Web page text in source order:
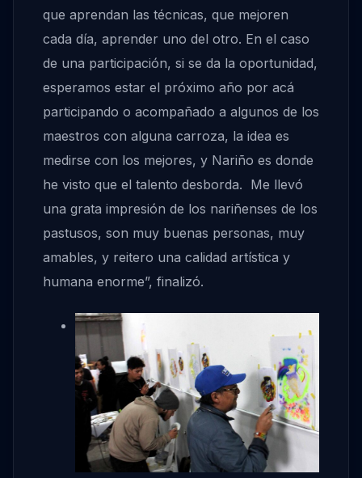
que aprendan las técnicas, que mejoren
cada día, aprender uno del otro. En el caso
de una participación, si se da la oportunidad,
esperamos estar el próximo año por acá
participando o acompañado a algunos de los
maestros con alguna carroza, la idea es
medirse con los mejores, y Nariño es donde
he visto que el talento desborda. Me llevó
una grata impresión de los nariñenses de los
pastusos, son muy buenas personas, muy
amables, y reitero una calidad artística y
humana enorme”, finalizó.